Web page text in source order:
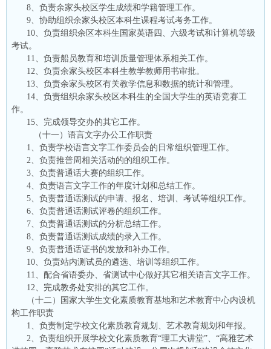
8、负责余家头校区学生成绩和学籍管理工作。
9、协助组织余家头校区本科生课程考试考务工作。
10、负责组织余区本科生国家英语四、六级考试和计算机等级
考试。
11、负责船员教育和培训质量管理体系相关工作。
12、负责余家头校区本科生教学教师用书审批。
13、负责余家头校区有关教学信息和数据的统计和管理。
14、负责组织余家头校区本科生的全国大学生的英语竞赛工
作。
15、完成领导交办的其它工作。
（十一）语言文字办公工作职责
1、负责学校语言文字工作委员会的日常组织管理工作。
2、负责推普周相关活动的的组织工作。
3、负责普通话大赛的组织工作。
4、负责语言文字工作的年度计划和总结工作。
5、负责普通话测试的申请、报名、培训、考试等组织工作。
6、负责普通话测试评卷的组织工作。
7、负责普通话测试的分析总结工作。
8、负责普通话测试成绩的录入工作。
9、负责普通话证书的发放和补办工作。
10、负责站内测试员的遴选、培训等组织工作。
11、配合省语委办、省测试中心做好其它相关语言文字工作。
12、完成教务处安排的其它工作。
（十二）国家大学生文化素质教育基地和艺术教育中心内设机
构工作职责
1、负责制定学校文化素质教育规划、艺术教育规划和年报。
2、负责组织开展学校文化素质教育“理工大讲堂”、“高雅艺术